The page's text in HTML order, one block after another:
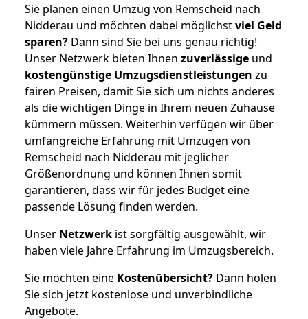
Sie planen einen Umzug von Remscheid nach
Nidderau und möchten dabei möglichstviel Geld
sparen? Dann sind Sie bei uns genau richtig!
Unser Netzwerk bieten Ihnen zuverlässige und
kostengünstige Umzugsdienstleistungen zu
fairen Preisen, damit Sie sich um nichts anderes
als die wichtigen Dinge in Ihrem neuen Zuhause
kümmern müssen. Weiterhin verfügen wir über
umfangreiche Erfahrung mit Umzügen von
Remscheid nach Nidderau mit jeglicher
Größenordnung und können Ihnen somit
garantieren, dass wir für jedes Budget eine
passende Lösung finden werden.
Unser Netzwerk ist sorgfältig ausgewählt, wir
haben viele Jahre Erfahrung im Umzugsbereich.
Sie möchten eine Kostenübersicht? Dann holen
Sie sich jetzt kostenlose und unverbindliche
Angebote.